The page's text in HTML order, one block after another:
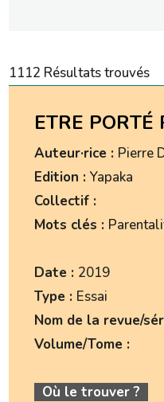
1112 Résultats trouvés
ETRE PORTÉ
Auteur·rice : Pierre
Edition :Yapaka
Collectif :
Mots clés :
Date : 2019
Type : Essai
Nom de la revue/
Volume/Tome :
Où le trouver ?